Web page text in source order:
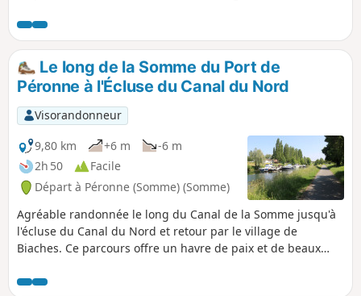
Canal de la Sambre à l'Oise pour arriver à
Tergnier où l’Art déco est omniprésent. Ses
exemples plus représentatifs sont la Place
Carnégie (classée monument historique),
l’hôtel de Ville et l’église de Fargniers. En
longeant le Canal de Saint-Quentin, vous
parvenez rapidement à Clastres, où vous
pouvez observer l’Église Saint-Sulpice de
couleur claire, en briques et en béton, un
ancien puits public et une frange
d’éoliennes à l’horizon. Enfin vous poursuivez
votre chemin jusque Seraucourt-le-Grand,
charmant village de la région Picardie en
bordure de la Somme, où vous pouvez
Le long de la Somme du Port de
Péronne à l'Écluse du Canal du Nord
Visorandonneur
9,80 km
+6 m
-6 m
2h 50
Facile
Départ à Péronne (Somme) (Somme)
Agréable randonnée le long du Canal de la Somme jusqu'à
l'écluse du Canal du Nord et retour par le village de
Biaches. Ce parcours offre un havre de paix et de beaux
impressionnant du fait de leur taille.